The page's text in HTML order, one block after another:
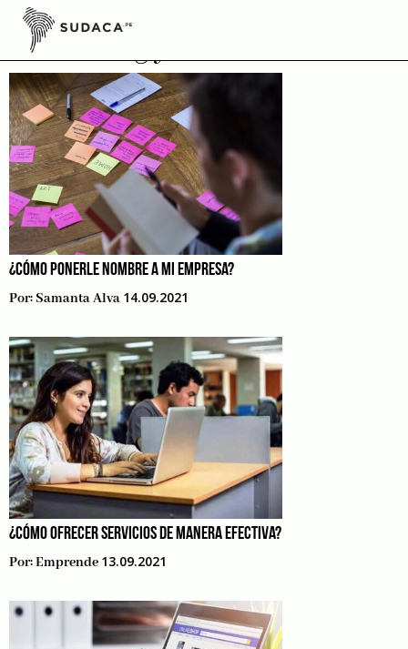
Skip
contentMarketing y redes sociales
¿CÓMO PONERLE NOMBRE A MI EMPRESA?
Por:Samanta Alva 14.09.2021
¿CÓMO OFRECER SERVICIOS DE MANERA EFECTIVA?
Por:Emprende 13.09.2021